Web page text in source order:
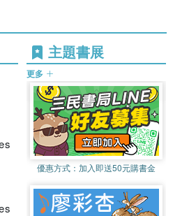
主題書展
更多
優惠方式： 加入即送50元購書金